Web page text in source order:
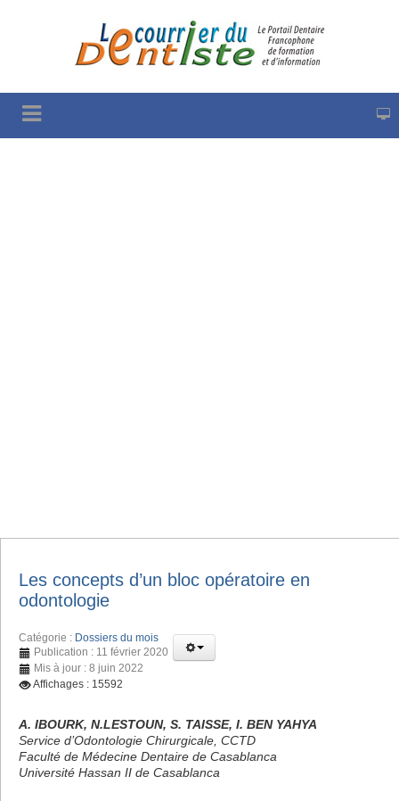
Les concepts d’un bloc opératoire en
odontologie
Catégorie : Dossiers du mois
Publication : 11 février 2020
Mis à jour : 8 juin 2022
Affichages : 15592
A. IBOURK, N.LESTOUN, S. TAISSE, I. BEN YAHYA
Service d’Odontologie Chirurgicale, CCTD
Faculté de Médecine Dentaire de Casablanca
Université Hassan II de Casablanca